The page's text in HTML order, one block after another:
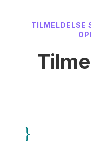
TILMELDELSE
}